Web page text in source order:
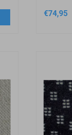
€74,95